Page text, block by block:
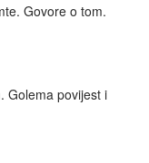
Govore o tom.
Golema povijest i